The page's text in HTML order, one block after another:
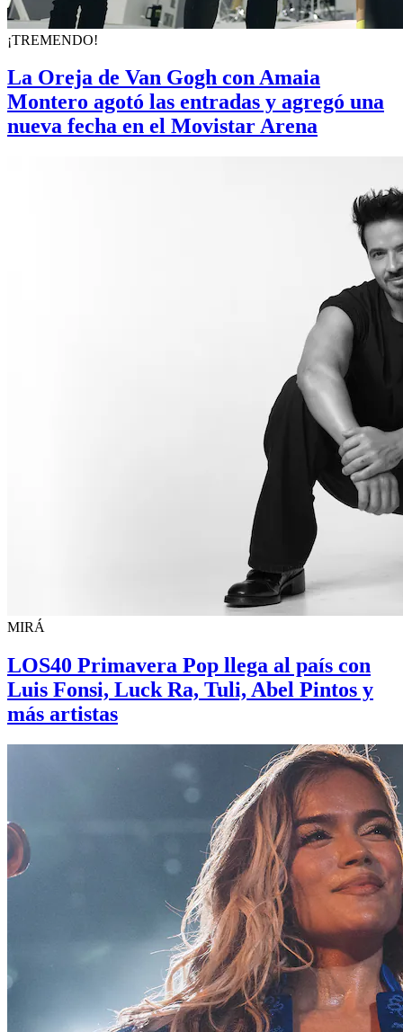
¡TREMENDO!
La Oreja de Van Gogh con Amaia
Montero agotó las entradas y agregó una
nueva fecha en el Movistar Arena
MIRÁ
LOS40 Primavera Pop llega al país con
Luis Fonsi, Luck Ra, Tuli, Abel Pintos y
más artistas